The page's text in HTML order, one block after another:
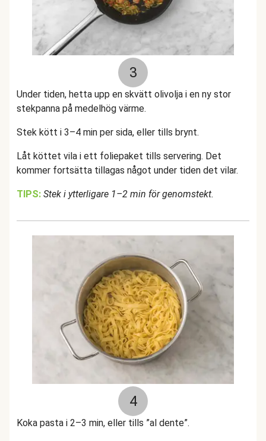
3
Under tiden, hetta upp en skvätt olivolja i en ny stor
stekpanna på medelhög värme.
Stek kött i 3–4 min per sida, eller tills brynt.
Låt köttet vila i ett foliepaket tills servering. Det
kommer fortsätta tillagas något under tiden det vilar.
TIPS: Stek i ytterligare 1–2 min för genomstekt.
4
Koka pasta i 2–3 min, eller tills ”al dente”.